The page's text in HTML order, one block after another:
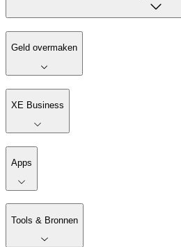
Geld overmaken
XE Business
Apps
Tools & Bronnen